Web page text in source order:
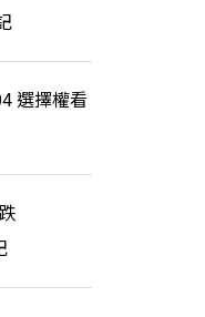
選擇權看